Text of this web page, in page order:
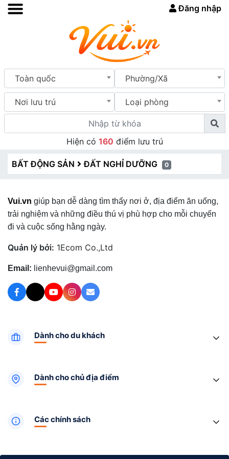
Đăng nhập
Toàn quốc Phường/Xã
Nơi lưu trú Loại phòng
Hiện có 160 điểm lưu trú
BẤT ĐỘNG SẢN ĐẤT NGHỈ DƯỠNG 0
Vui.vn giúp bạn dễ dàng tìm thấy nơi ở, địa điểm ăn uống,
trải nghiệm và những điều thú vị phù hợp cho mỗi chuyến
đi và cuộc sống hằng ngày.
Quản lý bởi: 1Ecom Co.,Ltd
Email: lienhevui@gmail.com
Dành cho du khách
Dành cho chủ địa điểm
Các chính sách